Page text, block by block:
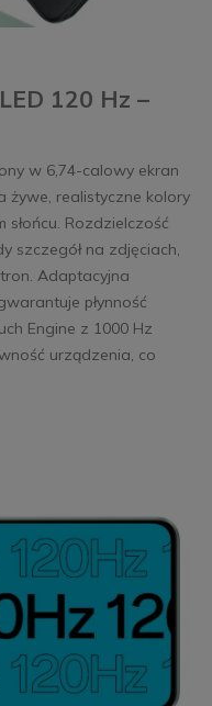
120 Hz –
w 6,74-calowy ekran
żywe, realistyczne kolory
słońcu. Rozdzielczość
szczegół na zdjęciach,
Adaptacyjna
płynność
Engine z 1000 Hz
urządzenia, co